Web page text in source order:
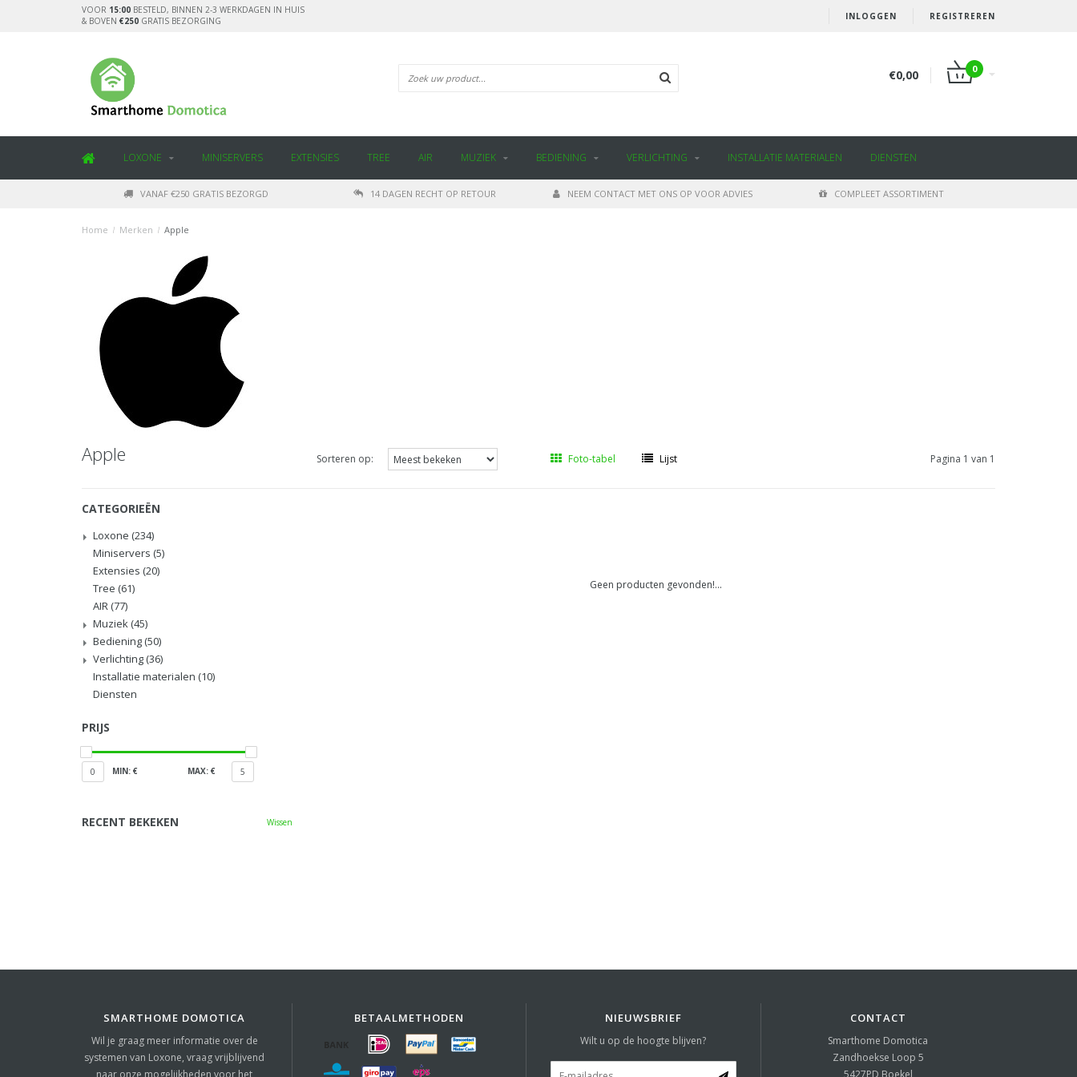
INLOGGEN REGISTREREN
VOOR 15:00 BESTELD, BINNEN 2-3 WERKDAGEN IN HUIS
& BOVEN €250 GRATIS BEZORGING
€0,00 0
LOXONE MINISERVERS EXTENSIES TREE AIR MUZIEK BEDIENING VERLICHTING INSTALLATIE MATERIALEN DIENSTEN
VANAF €250 GRATIS BEZORGD 14 DAGEN RECHT OP RETOUR NEEM CONTACT MET ONS OP VOOR ADVIES COMPLEET ASSORTIMENT
Home / Merken / Apple
Apple Sorteren op: Foto-tabel Lijst Pagina 1 van 1
CATEGORIEËN
Loxone (234)
Miniservers (5)
Extensies (20)
Tree (61)
AIR (77)
Muziek (45)
Bediening (50)
Verlichting (36)
Installatie materialen (10)
Diensten
PRIJS
0 MIN: € MAX: € 5
RECENT BEKEKEN Wissen
Geen producten gevonden!...
SMARTHOME DOMOTICA
Wil je graag meer informatie over de
systemen van Loxone, vraag vrijblijvend
naar onze mogelijkheden voor het
BETAALMETHODEN NIEUWSBRIEF
Wilt u op de hoogte blijven?
CONTACT
Smarthome Domotica
Zandhoekse Loop 5
5427PD Boekel